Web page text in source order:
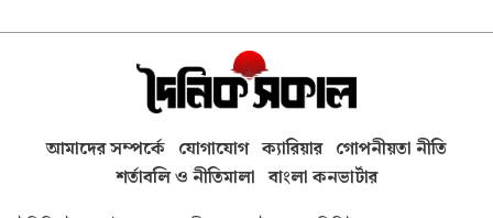
সাম্রাজ্যবাদ ও আধিপত্যবাদবিরোধী বৈষম্যহীন
দেশ বিনির্মাণের আহ্বান ভারপ্রাপ্ত স্পিকারের
আহত শিবির নেতাদের দেখতে হাসপাতালে
জামায়াত আমির
আমাদের সম্পর্কে যোগাযোগ ক্যারিয়ার গোপনীয়তা নীতি
শর্তাবলি ও নীতিমালা বাংলা কনভার্টার